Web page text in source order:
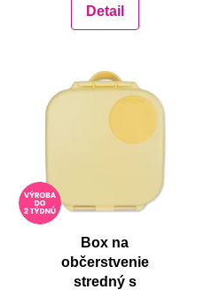
Detail
Box na
občerstvenie
stredný s